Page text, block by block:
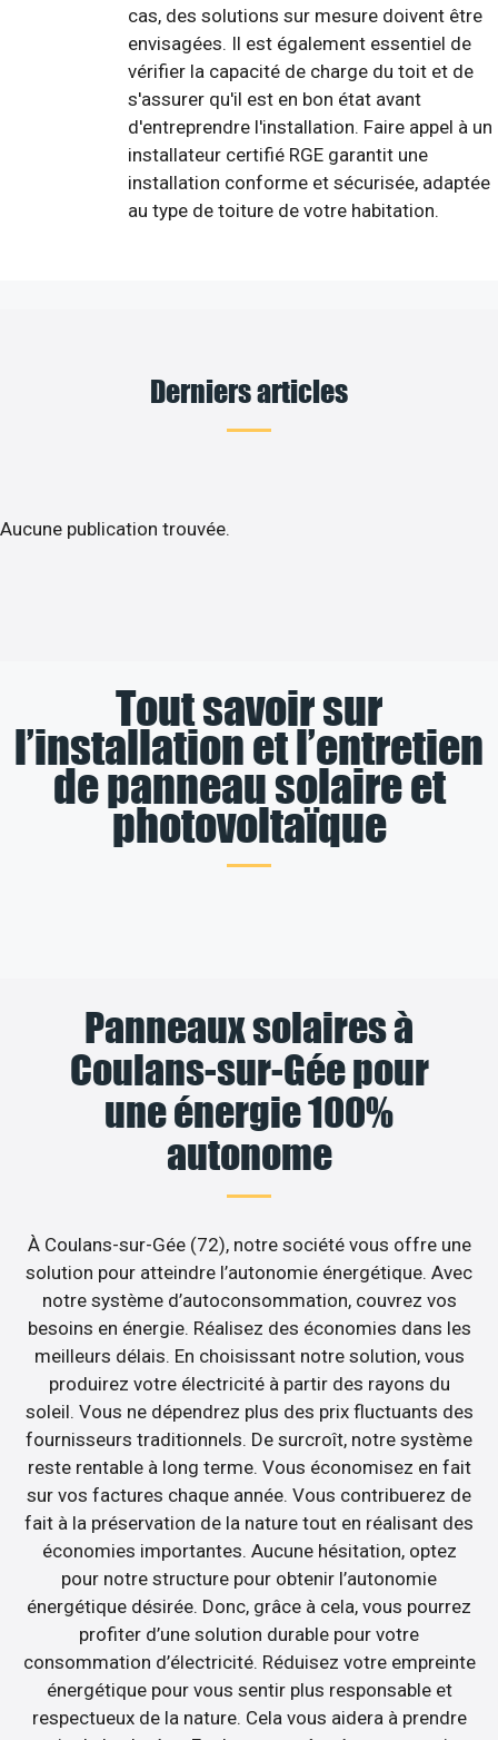
cas, des solutions sur mesure doivent être
envisagées. Il est également essentiel de
vérifier la capacité de charge du toit et de
s'assurer qu'il est en bon état avant
d'entreprendre l'installation. Faire appel à un
installateur certifié RGE garantit une
installation conforme et sécurisée, adaptée
au type de toiture de votre habitation.
Derniers articles
Aucune publication trouvée.
Tout savoir sur
l’installation et l’entretien
de panneau solaire et
photovoltaïque
Panneaux solaires à
Coulans-sur-Gée pour
une énergie 100%
autonome
À Coulans-sur-Gée (72), notre société vous offre une
solution pour atteindre l’autonomie énergétique. Avec
notre système d’autoconsommation, couvrez vos
besoins en énergie. Réalisez des économies dans les
meilleurs délais. En choisissant notre solution, vous
produirez votre électricité à partir des rayons du
soleil. Vous ne dépendrez plus des prix fluctuants des
fournisseurs traditionnels. De surcroît, notre système
reste rentable à long terme. Vous économisez en fait
sur vos factures chaque année. Vous contribuerez de
fait à la préservation de la nature tout en réalisant des
économies importantes. Aucune hésitation, optez
pour notre structure pour obtenir l’autonomie
énergétique désirée. Donc, grâce à cela, vous pourrez
profiter d’une solution durable pour votre
consommation d’électricité. Réduisez votre empreinte
énergétique pour vous sentir plus responsable et
respectueux de la nature. Cela vous aidera à prendre